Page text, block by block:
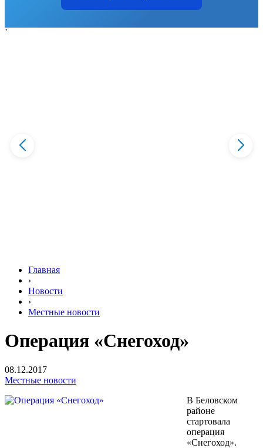
`
Главная
›
Новости
›
Местные новости
Операция «Снегоход»
08.12.2017
Местные новости
В Беловском
районе
стартовала
операция
«Снегоход».